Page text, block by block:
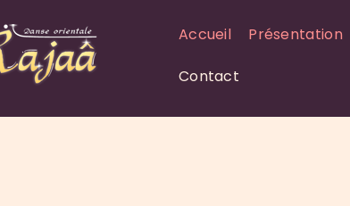
Accueil Présentation
Contact
ACCUEIL
PRÉSENTATION
COURS DE